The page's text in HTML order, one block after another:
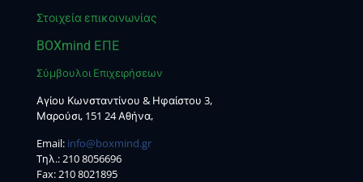
Στοιχεία επικοινωνίας
BOXmind ΕΠΕ
Σύμβουλοι Επιχειρήσεων
Αγίου Κωνσταντίνου & Ηφαίστου 3,
Μαρούσι, 151 24 Αθήνα,
Email: info@boxmind.gr
Tηλ.:210 8056696
Fax: 210 8021895